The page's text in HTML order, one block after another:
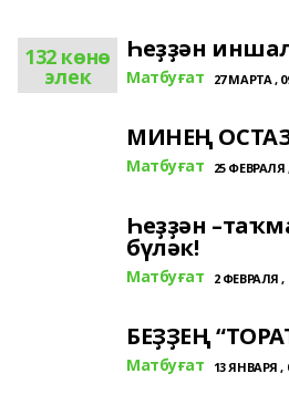
132 көнө
элек
Һеҙҙән
Матбуғат 27 МАРТА ,
МИНЕҢ
Матбуғат 25 ФЕВРАЛЯ
Һеҙҙән
бүләк!
Матбуғат 2 ФЕВРАЛЯ ,
БЕҘҘЕҢ
Матбуғат 13 ЯНВАРЯ ,